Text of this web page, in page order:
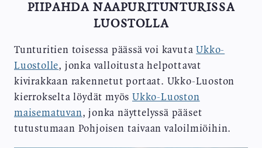
PIIPAHDA NAAPURITUNTURISSA
LUOSTOLLA
Tunturitien toisessa päässä voi kavutaUkko-
Luostolle, jonka valloitusta helpottavat
kivirakkaan rakennetut portaat. Ukko-Luoston
kierrokselta löydät myösUkko-Luoston
maisematuvan, jonka näyttelyssä pääset
tutustumaan Pohjoisen taivaan valoilmiöihin.